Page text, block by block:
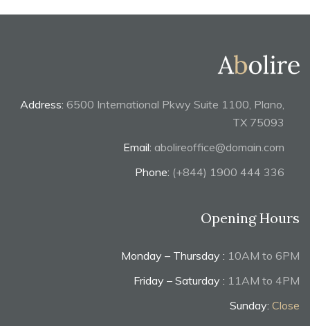
Address: 6500 International Pkwy Suite 1100, Plano,
TX 75093
Email: abolireoffice@domain.com
Phone: (+844) 1900 444 336
Opening Hours
Monday – Thursday : 10AM to 6PM
Friday – Saturday : 11AM to 4PM
Sunday: Close